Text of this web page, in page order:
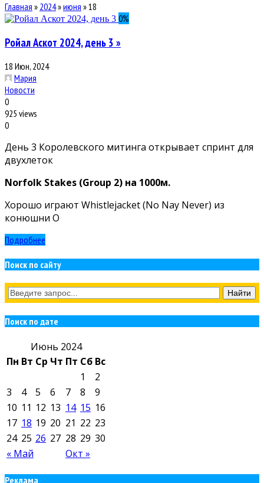
Главная » 2024»июня »18
0%
Ройал Аскот 2024, день 3 »
18 Июн, 2024
Мария
Новости
0
925 views
0
День 3 Королевского митинга открывает спринт для
двухлеток
Norfolk Stakes (Group 2) на 1000м.
Хорошо играют Whistlejacket (No Nay Never) из
конюшни О
Подробнее
Поиск по сайту
Поиск по дате
Июнь 2024
Пн Вт Ср Чт Пт Сб Вс
« Май Окт »
1
2
3
4 5 6 7 8
9
10 11 12 13 14 15 16
17 18 19 20 21 22 23
24 25 26 27 28 29 30
Реклама